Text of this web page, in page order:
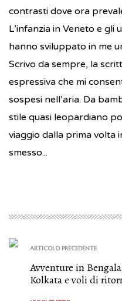
contrasti dove ora
L’infanzia in Veneto e gli
hanno sviluppato in me
Scrivo da sempre, la
espressiva che mi
sospesi nell’aria. Da
stile quasi leopardiano
viaggio dalla prima volta
smesso...
ARTICOLO PRECEDENTE
Avventure in
Kolkata e voli di